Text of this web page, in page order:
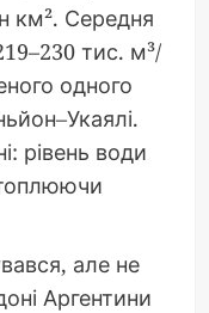
км². Середня
тис. м³/
одного
рівень води
але не
Аргентини